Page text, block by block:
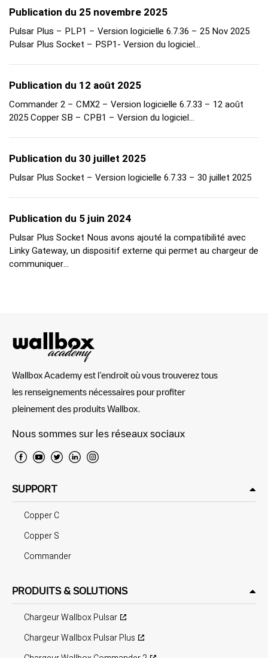
Publication du 25 novembre 2025
Pulsar Plus – PLP1 – Version logicielle 6.7.36 – 25 Nov 2025
Pulsar Plus Socket – PSP1- Version du logiciel…
Publication du 12 août 2025
Commander 2 – CMX2 – Version logicielle 6.7.33 – 12 août
2025 Copper SB – CPB1 – Version du logiciel…
Publication du 30 juillet 2025
Pulsar Plus Socket – Version logicielle 6.7.33 – 30 juillet 2025
Publication du 5 juin 2024
Pulsar Plus Socket Nous avons ajouté la compatibilité avec
Linky Gateway, un dispositif externe qui permet au chargeur de
communiquer…
Wallbox Academy est l’endroit où vous trouverez tous
les renseignements nécessaires pour profiter
pleinement des produits Wallbox.
Nous sommes sur les réseaux sociaux
SUPPORT
Copper C
Copper S
Commander
PRODUITS & SOLUTIONS
Chargeur Wallbox Pulsar
Chargeur Wallbox Pulsar Plus